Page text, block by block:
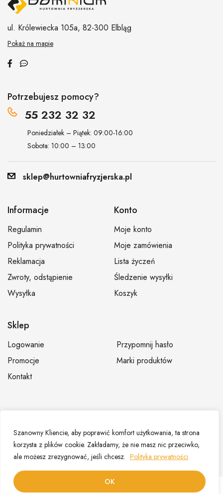
Szanowny Kliencie, aby poprawić komfort użytkowania, ta strona
korzysta z plików cookie. Zakładamy, że nie masz nic przeciwko,
ale możesz zrezygnować, jeśli chcesz. Polityka prywatności
OK
ul. Królewiecka 105a, 82-300 Elbląg
Pokaż na mapie
Potrzebujesz pomocy?
55 232 32 32
Poniedziałek – Piątek: 09:00-16:00
Sobota: 10:00 – 13:00
sklep@hurtowniafryzjerska.pl
Informacje
Regulamin
Polityka prywatności
Reklamacja
Zwroty, odstąpienie
Wysyłka
Konto
Moje konto
Moje zamówienia
Lista życzeń
Śledzenie wysyłki
Koszyk
Sklep
Logowanie
Przypomnij hasło
Promocje
Marki produktów
Kontakt
© Hurtownia fryzjerska Dominium – Sklep fryzjerski,
zaopatrzenie fryzjerów |
Mapa strony
PL